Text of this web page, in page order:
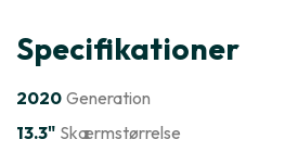
Specifikationer
2020 Generation
13.3" Skærmstørrelse